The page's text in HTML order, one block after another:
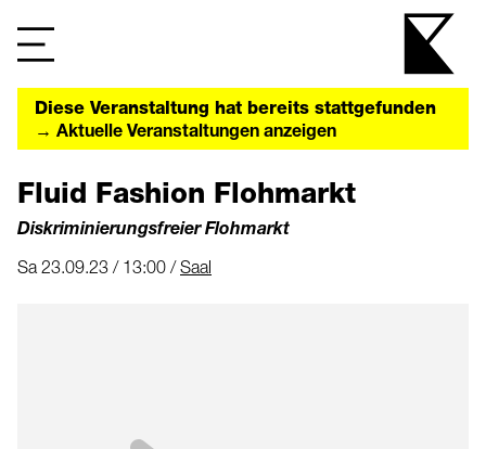
Diese Veranstaltung hat bereits stattgefunden
→ Aktuelle Veranstaltungen anzeigen
Fluid Fashion Flohmarkt
Diskriminierungsfreier Flohmarkt
Sa 23.09.23 / 13:00 /Saal